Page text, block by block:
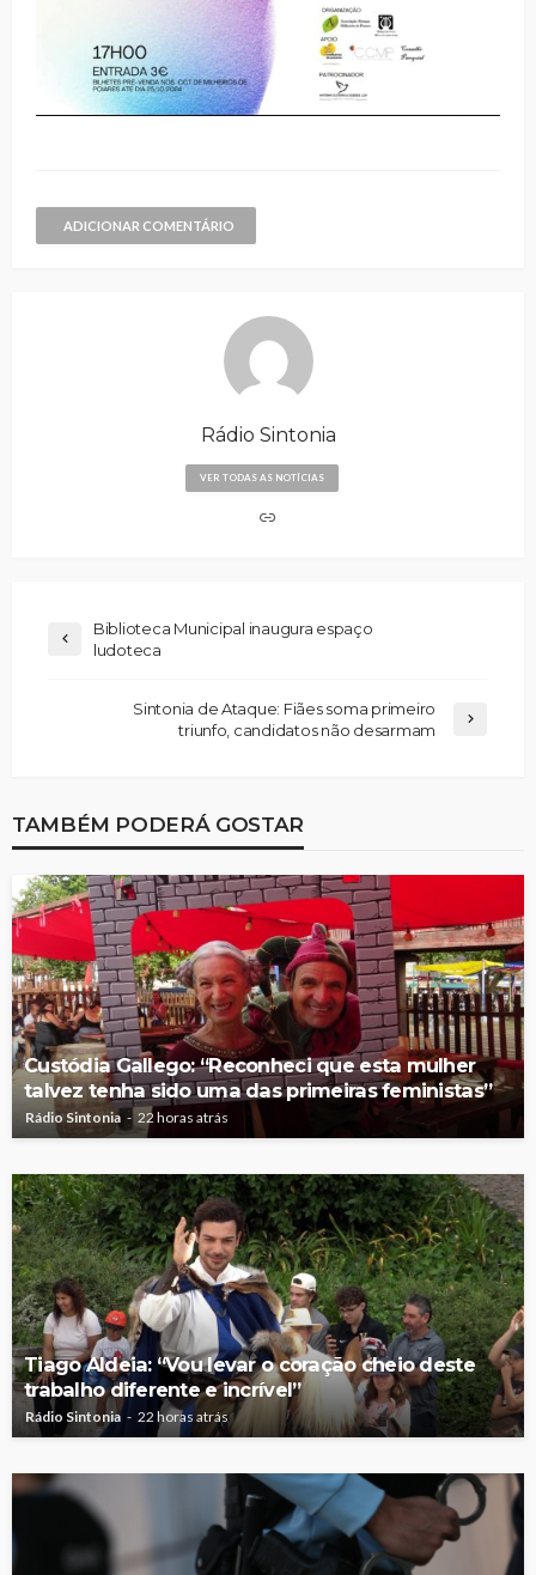
ADICIONAR COMENTÁRIO
Rádio Sintonia
VER TODAS AS NOTÍCIAS
Biblioteca Municipal inaugura espaço
ludoteca
Sintonia de Ataque: Fiães soma primeiro
triunfo, candidatos não desarmam
TAMBÉM PODERÁ GOSTAR
Custódia Gallego: “Reconheci que esta mulher
talvez tenha sido uma das primeiras feministas”
Rádio Sintonia 22 horas atrás
Tiago Aldeia: “Vou levar o coração cheio deste
trabalho diferente e incrível”
Rádio Sintonia 22 horas atrás